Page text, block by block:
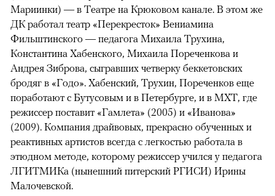
Мариинки) — в Театре на Крюковом канале. В этом же
ДК работал театр «Перекресток» Вениамина
Фильштинского — педагога Михаила Трухина,
Константина Хабенского, Михаила Пореченкова и
Андрея Зиброва, сыгравших четверку беккетовских
бродяг в «Годо». Хабенский, Трухин, Пореченков еще
поработают с Бутусовым и в Петербурге, и в МХТ, где
режиссер поставит «Гамлета» (2005) и «Иванова»
(2009). Компания драйвовых, прекрасно обученных и
реактивных артистов всегда с легкостью работала в
этюдном методе, которому режиссер учился у педагога
ЛГИТМИКа (нынешний питерский РГИСИ) Ирины
Малочевской.